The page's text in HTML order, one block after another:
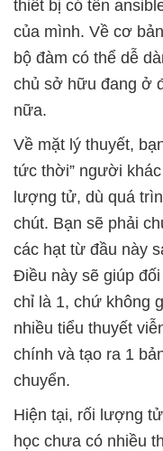
thiết bị có tên
của mình. Về cơ
bộ đàm có thể dễ
chủ sở hữu đang ở
nữa.
Về mặt lý thuyết,
tức thời” người
lượng tử, dù quá
chút. Bạn sẽ phải
các hạt từ đầu này
Điều này sẽ giúp
chỉ là 1, chứ không
nhiều tiểu thuyết
chính và tạo ra 1
chuyển.
Hiện tại, rối lượng
học chưa có nhiều